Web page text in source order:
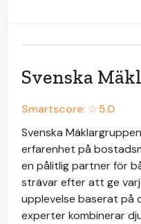
Svenska
Smartscore: ☆5.0
Svenska
erfarenhet på
en pålitlig partner för
strävar efter att ge
upplevelse baserat på
experter kombinerar